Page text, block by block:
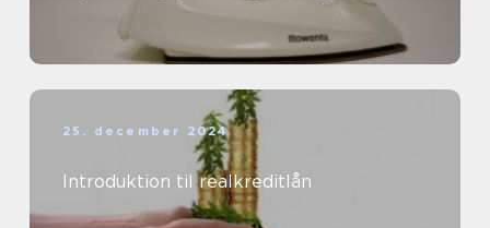
25. december 2024
Introduktion til realkreditlån